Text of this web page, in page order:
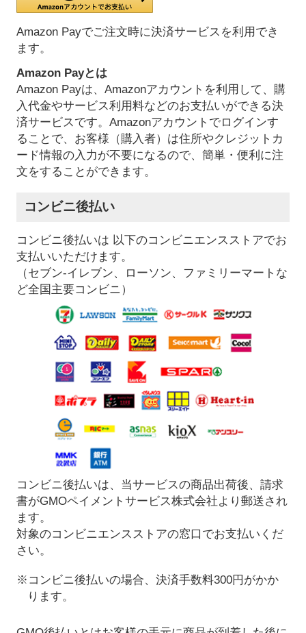
Amazon Payでご注文時に決済サービスを利用でき
ます。
Amazon Payとは
Amazon Payは、Amazonアカウントを利用して、購
入代金やサービス利用料などのお支払いができる決
済サービスです。Amazonアカウントでログインす
ることで、お客様（購入者）は住所やクレジットカ
ード情報の入力が不要になるので、簡単・便利に注
文をすることができます。
コンビニ後払い
コンビニ後払いは 以下のコンビニエンスストアでお
支払いいただけます。
（セブン-イレブン、ローソン、ファミリーマートな
ど全国主要コンビニ）
コンビニ後払いは、当サービスの商品出荷後、請求
書がGMOペイメントサービス株式会社より郵送され
ます。
対象のコンビニエンスストアの窓口でお支払いくだ
さい。
※コンビニ後払いの場合、決済手数料300円がかか
ります。